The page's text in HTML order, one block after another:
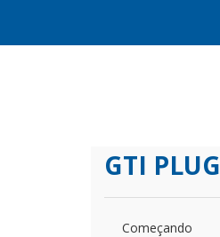
GTI PLUG
Começando